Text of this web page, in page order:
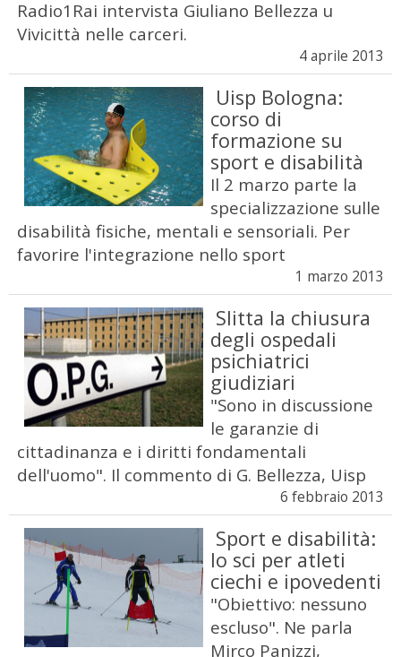
Radio1Rai intervista Giuliano Bellezza u
Vivicittà nelle carceri.
4 aprile 2013
Uisp Bologna:
corso di
formazione su
sport e disabilità
Il 2 marzo parte la
specializzazione sulle
disabilità fisiche, mentali e sensoriali. Per
favorire l'integrazione nello sport
1 marzo 2013
Slitta la chiusura
degli ospedali
psichiatrici
giudiziari
"Sono in discussione
le garanzie di
cittadinanza e i diritti fondamentali
dell'uomo". Il commento di G. Bellezza, Uisp
6 febbraio 2013
Sport e disabilità:
lo sci per atleti
ciechi e ipovedenti
"Obiettivo: nessuno
escluso". Ne parla
Mirco Panizzi,